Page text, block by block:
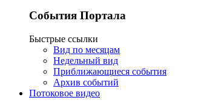
События Портала
Быстрые ссылки
Вид по месяцам
Недельный вид
Приближающиеся события
Архив событий
Потоковое видео